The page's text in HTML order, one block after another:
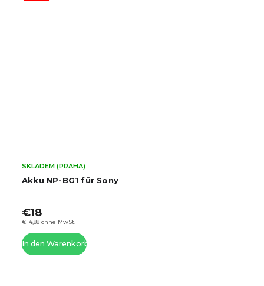
Akku NP-BG1 für Sony
SKLADEM (PRAHA)
€14,88 ohne MwSt.
€18
In den Warenkorb